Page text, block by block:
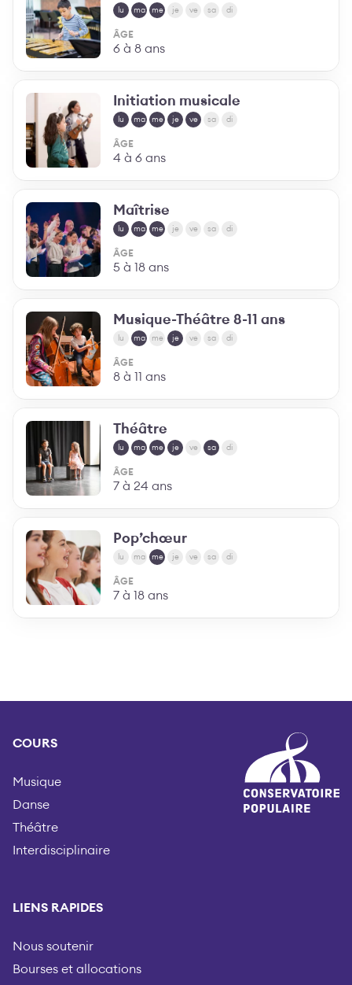
lu ma me je ve sa di
ÂGE
6 à 8 ans
Initiation musicale
lu ma me je ve sa di
ÂGE
4 à 6 ans
Maîtrise
lu ma me je ve sa di
ÂGE
5 à 18 ans
Musique-Théâtre 8-11 ans
lu ma me je ve sa di
ÂGE
8 à 11 ans
Théâtre
lu ma me je ve sa di
ÂGE
7 à 24 ans
Pop’chœur
lu ma me je ve sa di
ÂGE
7 à 18 ans
COURS
Musique
Danse
Théâtre
Interdisciplinaire
LIENS RAPIDES
Nous soutenir
Bourses et allocations